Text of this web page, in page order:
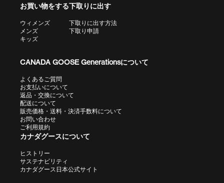
お買い物をする
ウィメンズ
メンズ
キッズ
下取りに出す
下取りに出す方法
下取り申請
CANADA GOOSE Generationsについて
よくあるご質問
お支払いについて
返品・交換について
配送について
販売価格・送料・決済手数料について
お問い合わせ
ご利用規約
カナダグースについて
ヒストリー
サステナビリティ
カナダグース日本公式サイト